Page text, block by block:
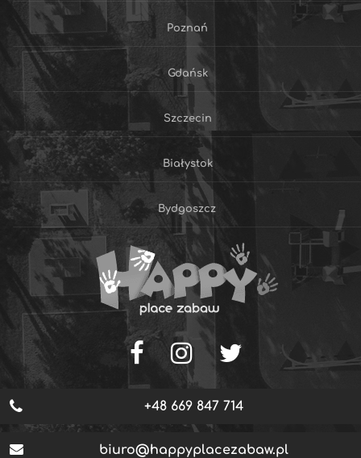
Poznań
Gdańsk
Szczecin
Białystok
Bydgoszcz
+48 669 847 714
biuro@happyplacezabaw.pl